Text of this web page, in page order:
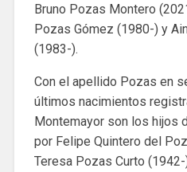
Bruno Pozas Montero
Pozas Gómez (1980-) y
(1983-).
Con el apellido Pozas en
últimos nacimientos
Montemayor son los hijos
por Felipe Quintero del
Teresa Pozas Curto